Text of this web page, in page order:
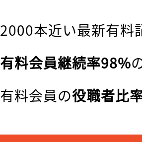
2000本近い最新有料
有料会員継続率98%
有料会員の役職者比